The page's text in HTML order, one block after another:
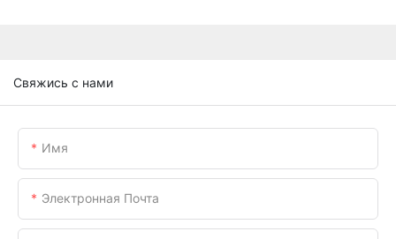
Свяжись с нами
Имя
Электронная Почта